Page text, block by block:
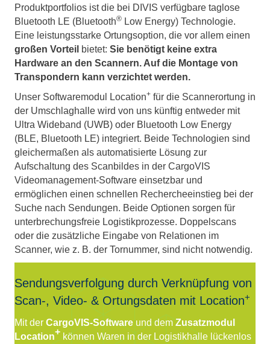
Produktportfolios ist die bei DIVIS verfügbare taglose
Bluetooth LE (Bluetooth® Low Energy) Technologie.
Eine leistungsstarke Ortungsoption, die vor allem einen
großen Vorteil bietet: Sie benötigt keine extra
Hardware an den Scannern. Auf die Montage von
Transpondern kann verzichtet werden.
Unser Softwaremodul Location+ für die Scannerortung in
der Umschlaghalle wird von uns künftig entweder mit
Ultra Wideband (UWB) oder Bluetooth Low Energy
(BLE, Bluetooth LE) integriert. Beide Technologien sind
gleichermaßen als automatisierte Lösung zur
Aufschaltung des Scanbildes in der CargoVIS
Videomanagement-Software einsetzbar und
ermöglichen einen schnellen Rechercheeinstieg bei der
Suche nach Sendungen. Beide Optionen sorgen für
unterbrechungsfreie Logistikprozesse. Doppelscans
oder die zusätzliche Eingabe von Relationen im
Scanner, wie z. B. der Tornummer, sind nicht notwendig.
Sendungsverfolgung durch Verknüpfung von
Scan-, Video- & Ortungsdaten mit Location+
Mit der CargoVIS-Software und dem Zusatzmodul
Location+ können Waren in der Logistikhalle lückenlos